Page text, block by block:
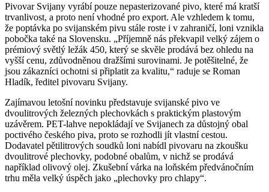
Pivovar Svijany vyrábí pouze nepasterizované pivo, které má kratší
trvanlivost, a proto není vhodné pro export. Ale vzhledem k tomu,
že poptávka po svijanském pivu stále roste i v zahraničí, loni vznikla
pobočka také na Slovensku. „Příjemně nás překvapil velký zájem o
prémiový světlý ležák 450, který se skvěle prodává bez ohledu na
vyšší cenu, zdůvodněnou dražšími surovinami. Je potěšitelné, že
jsou zákazníci ochotni si připlatit za kvalitu,“ raduje se Roman
Hladík, ředitel pivovaru Svijany.
Zajímavou letošní novinku představuje svijanské pivo ve
dvoulitrových železných plechovkách s praktickým plastovým
uzávěrem. PET-lahve nepokládají ve Svijanech za důstojný obal
poctivého českého piva, proto se rozhodli jít vlastní cestou.
Dodavatel pětilitrových soudků loni nabídl pivovaru na zkoušku
dvoulitrové plechovky, podobné obalům, v nichž se prodává
například olivový olej. Zkušební várka na loňském předvánočním
trhu měla velký úspěch jako „plechovky pro chlapy“.